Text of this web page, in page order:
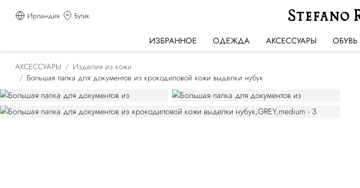
Ирландия Бутик
ИЗБРАННОЕ ОДЕЖДА АКСЕССУАРЫ ОБУВЬ
АКСЕССУАРЫ
Изделия из кожи
Большая папка для документов из крокодиловой кожи выделки нубук